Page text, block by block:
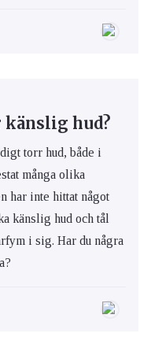
hud?
torr hud, både i
många olika
har inte hittat något
känslig hud och tål
i sig. Har du några